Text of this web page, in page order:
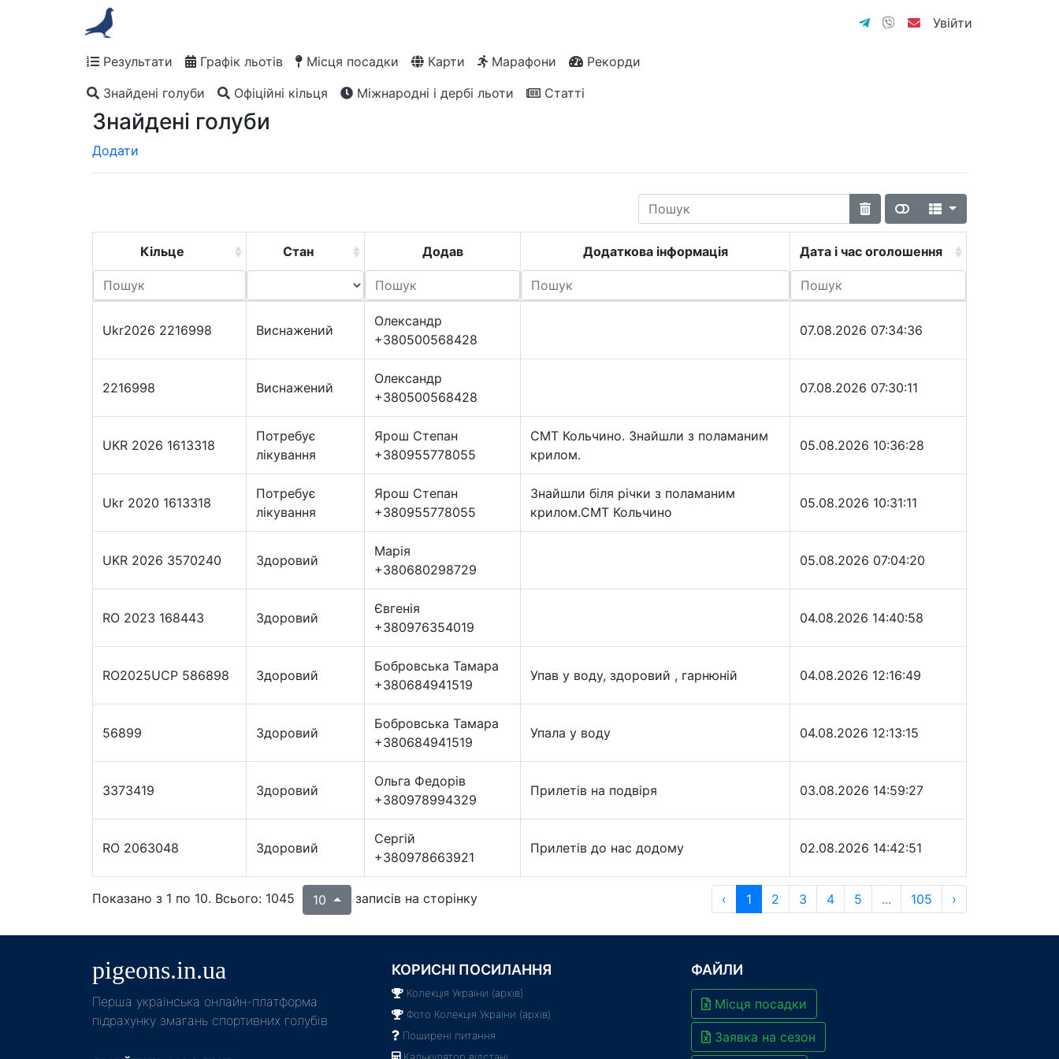
Увійти
Результати Графік льотів Місця посадки Карти Марафони
Рекорди
Знайдені голуби
Офіційні кільця Міжнародні і дербі льоти Статті
Знайдені голуби
Додати
Кільце Стан Додав Додаткова інформація Дата і час оголошення
Ukr2026 2216998 Виснажений
Олександр
+380500568428
07.08.2026 07:34:36
2216998 Виснажений
Олександр
+380500568428
07.08.2026 07:30:11
UKR 2026 1613318
Потребує
лікування
Ярош Степан
+380955778055
СМТ Кольчино. Знайшли з поламаним
крилом.
05.08.2026 10:36:28
Ukr 2020 1613318
Потребує
лікування
Ярош Степан
+380955778055
Знайшли біля річки з поламаним
крилом.СМТ Кольчино
05.08.2026 10:31:11
UKR 2026 3570240 Здоровий
Марія
+380680298729
05.08.2026 07:04:20
RO 2023 168443 Здоровий
Євгенія
+380976354019
04.08.2026 14:40:58
RO2025UCP 586898 Здоровий
Бобровська Тамара
+380684941519
Упав у воду, здоровий , гарнюній 04.08.2026 12:16:49
56899 Здоровий
Бобровська Тамара
+380684941519
Упала у воду 04.08.2026 12:13:15
3373419 Здоровий
Ольга Федорів
+380978994329
Прилетів на подвіря 03.08.2026 14:59:27
RO 2063048 Здоровий
Сергій
+380978663921
Прилетів до нас додому 02.08.2026 14:42:51
Показано з 1 по 10. Всього: 1045 10 записів на сторінку ‹ 1 2 3 4 5 ... 105 ›
pigeons.in.ua
Пeрша українська онлайн-платформа
підрахунку змагань спортивних голубів
КОРИСНІ ПОСИЛАННЯ
Колекція України (архів)
Фото Колекція України (архів)
Поширені питання
ФАЙЛИ
Місця посадки
Заявка на сезон